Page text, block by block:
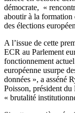
démocrate, «
aboutir à la formation
des élections
A l’issue de cette
ECR au Parlement
fonctionnement
européenne usurpe
données », a asséné
Poisson, président du
« brutalité